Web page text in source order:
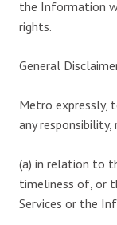
the Information
rights.
General
Metro expressly,
any
(a) in relation to
timeliness of, or
Services or the